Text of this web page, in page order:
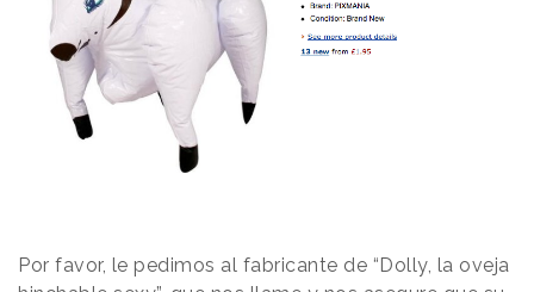
Por favor, le pedimos al fabricante de “Dolly, la oveja